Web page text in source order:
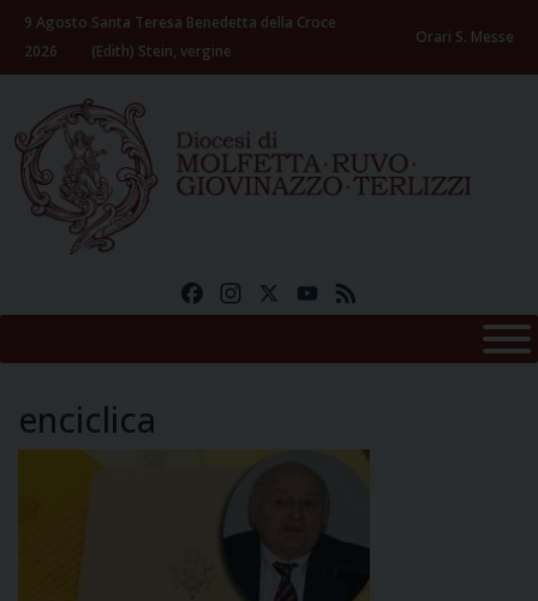
Skip
content
9 Agosto
2026
Santa Teresa Benedetta della Croce
(Edith) Stein, vergine
Orari S. Messe
FacebookInstagramYouTube
enciclica